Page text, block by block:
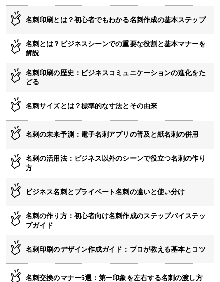
名刺印刷とは？初心者でもわかる名刺作成の基本ステップ
名刺とは？ビジネスシーンでの重要な役割と基本マナーを
解説
名刺印刷の歴史：ビジネスコミュニケーションの進化をた
どる
名刺サイズとは？標準的な寸法とその由来
名刺の未来予測：電子名刺アプリの普及と紙名刺の併用
名刺の活用法：ビジネス以外のシーンで役立つ名刺の作り
方
ビジネス名刺とプライベート名刺の違いと使い分け
名刺の作り方：初心者向け名刺作成のステップバイステッ
プガイド
名刺印刷のデザイン作成ガイド：プロが教える基本とコツ
名刺交換のマナー5選：第一印象を左右する名刺の渡し方